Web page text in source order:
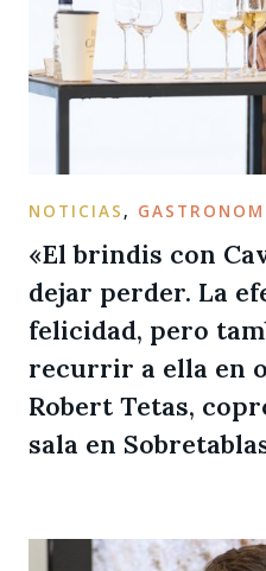
NOTICIAS ,
«El brindis con
dejar perder. La
felicidad, pero
recurrir a ella en
Robert Tetas,
sala en